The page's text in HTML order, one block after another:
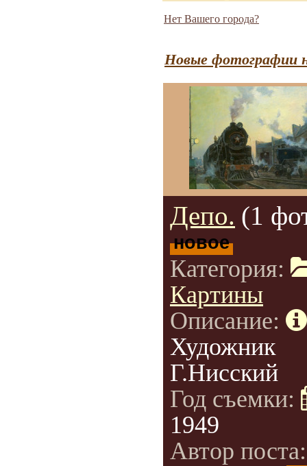
Нет Вашего города?
Новые фотографии
Депо. (1
новое
Категория:
Картины
Описание:
Художник
Г.Нисский
Год съемки:
1949
Автор